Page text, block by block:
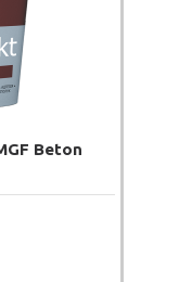
Beton